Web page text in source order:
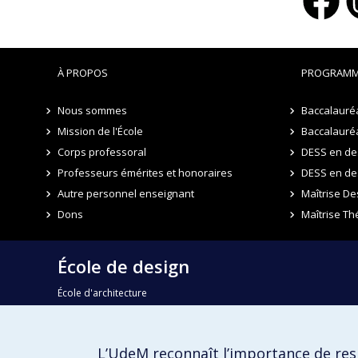
À PROPOS
Nous sommes
Mission de l'École
Corps professoral
Professeurs émérites et honoraires
Autre personnel enseignant
Dons
DESS en
DESS en
Maîtrise
Maîtrise
École de design
École d'architecture
L’UdeM reconnaît l’importance de